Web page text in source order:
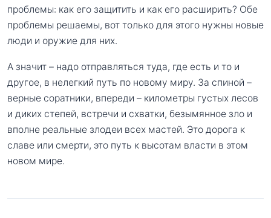
проблемы: как его защитить и как его расширить? Обе
проблемы решаемы, вот только для этого нужны новые
люди и оружие для них.
А значит – надо отправляться туда, где есть и то и
другое, в нелегкий путь по новому миру. За спиной –
верные соратники, впереди – километры густых лесов
и диких степей, встречи и схватки, безымянное зло и
вполне реальные злодеи всех мастей. Это дорога к
славе или смерти, это путь к высотам власти в этом
новом мире.